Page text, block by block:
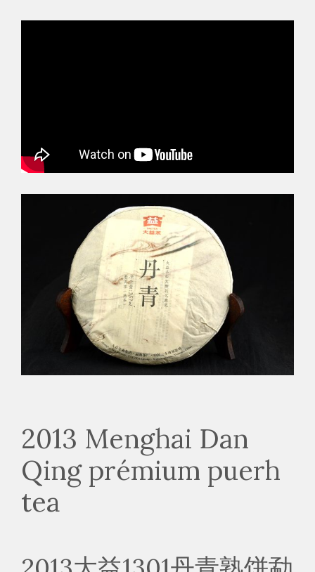
2013 Menghai Dan
Qing prémium puerh
tea